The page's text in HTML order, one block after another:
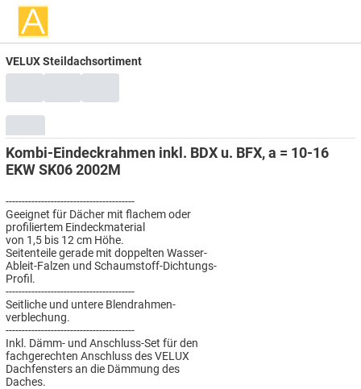
VELUX Steildachsortiment
Kombi-Eindeckrahmen inkl. BDX u. BFX, a = 10-16
EKW SK06 2002M
----------------------------------------
Geeignet für Dächer mit flachem oder
profiliertem Eindeckmaterial
von 1,5 bis 12 cm Höhe.
Seitenteile gerade mit doppelten Wasser-
Ableit-Falzen und Schaumstoff-Dichtungs-
Profil.
----------------------------------------
Seitliche und untere Blendrahmen-
verblechung.
----------------------------------------
Inkl. Dämm- und Anschluss-Set für den
fachgerechten Anschluss des VELUX
Dachfensters an die Dämmung des
Daches.